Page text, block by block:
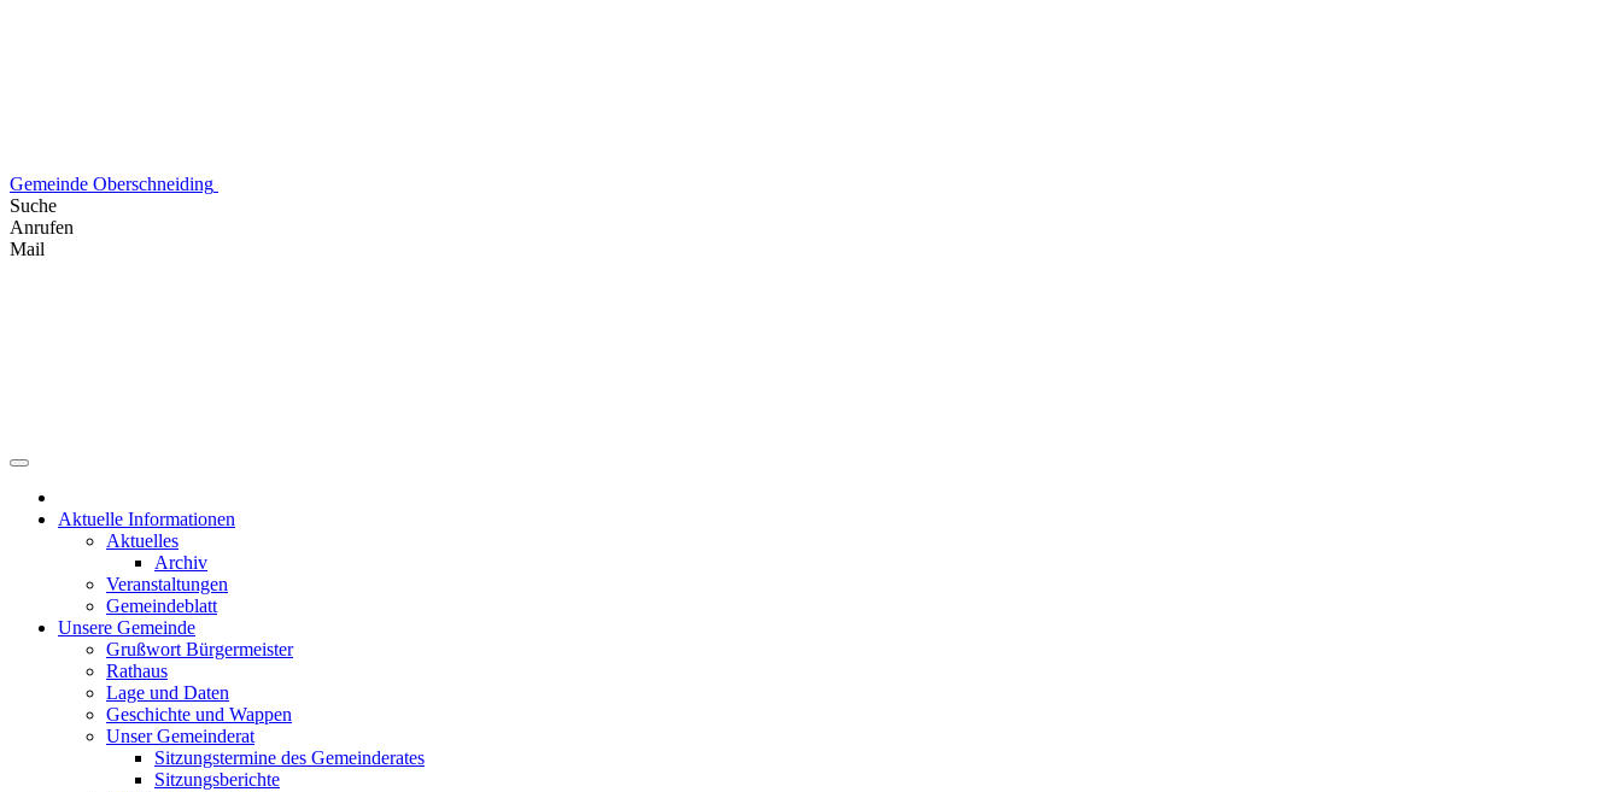
Gemeinde Oberschneiding
Suche
Anrufen
Mail
Aktuelle Informationen
Aktuelles
Archiv
Veranstaltungen
Gemeindeblatt
Unsere Gemeinde
Grußwort Bürgermeister
Rathaus
Lage und Daten
Geschichte und Wappen
Unser Gemeinderat
Sitzungstermine des Gemeinderates
Sitzungsberichte